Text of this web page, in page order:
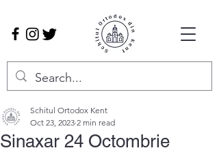
Sinaxar 24 Octombrie
Schitul Ortodox Kent
Oct 23, 2023 2 min read